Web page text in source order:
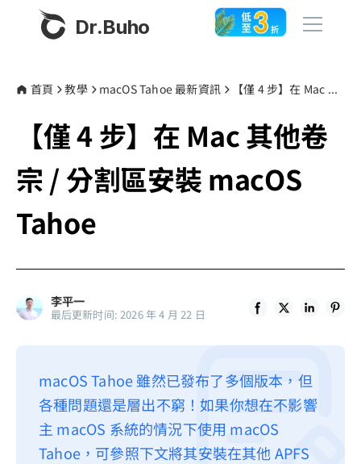
Dr.Buho
產品
BuhoCleaner
BuhoUnlocker
BuhoRepair
BuhoLaunchpad
商店
部落格
更多
隱私權政策
服務條款
退款政策
首頁 教學 macOS Tahoe 最新資訊 【僅 4 步】在 Mac 其他卷宗 / 分割區安裝 macOS Tahoe
【僅 4 步】在 Mac 其他卷
宗 / 分割區安裝 macOS
Tahoe
李平一
最后更新时间: 2026 年 4 月 22 日
macOS Tahoe 雖然已發布了多個版本，但
各種問題還是層出不窮！如果你想在不影響
主 macOS 系統的情況下使用 macOS
Tahoe，可參照下文將其安裝在其他 APFS